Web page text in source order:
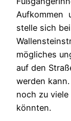
Aufkommen
stelle sich
mögliches
auf den
werden
noch zu
könnten.